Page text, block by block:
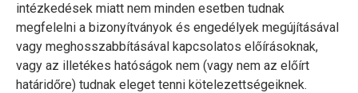
intézkedések miatt nem minden esetben tudnak
megfelelni a bizonyítványok és engedélyek megújításával
vagy meghosszabbításával kapcsolatos előírásoknak,
vagy az illetékes hatóságok nem (vagy nem az előírt
határidőre) tudnak eleget tenni kötelezettségeiknek.